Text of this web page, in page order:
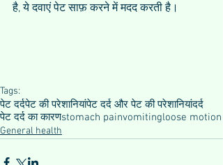
है, ये दवाएं पेट साफ़ करने में मदद करती है।
Tags:
पेट दर्दपेट की परेशानियांपेट दर्द और पेट की परेशानियांदर्द
पेट दर्द का कारणstomach painvomitingloose motion
General health